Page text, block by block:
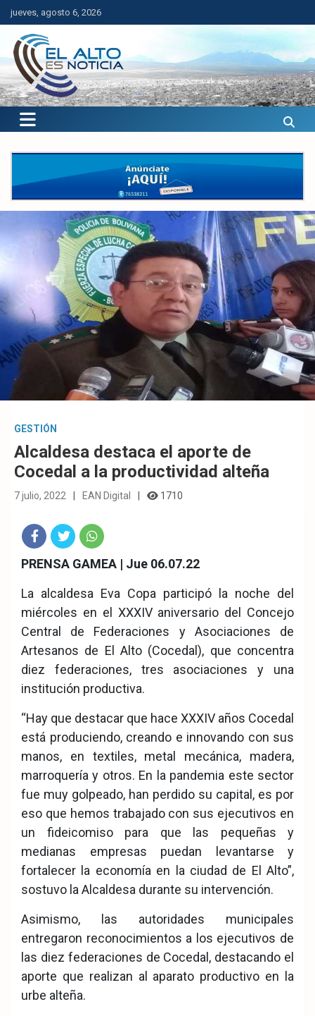
Saltar
al
contenido
jueves, agosto 6, 2026
El Alto es Noticia
Últimas noticias de El Alto, Bolivia y el mundo.
GESTIÓN
Alcaldesa destaca el aporte de
Cocedal a la productividad alteña
7 julio, 2022 EAN Digital 1710
Fac
ook
Twit
ter
Wha
pp
PRENSA GAMEA | Jue 06.07.22
La alcaldesa Eva Copa participó la noche del
miércoles en el XXXIV aniversario del Concejo
Central de Federaciones y Asociaciones de
Artesanos de El Alto (Cocedal), que concentra
diez federaciones, tres asociaciones y una
institución productiva.
“Hay que destacar que hace XXXIV años Cocedal
está produciendo, creando e innovando con sus
manos, en textiles, metal mecánica, madera,
marroquería y otros. En la pandemia este sector
fue muy golpeado, han perdido su capital, es por
eso que hemos trabajado con sus ejecutivos en
un fideicomiso para que las pequeñas y
medianas empresas puedan levantarse y
fortalecer la economía en la ciudad de El Alto”,
sostuvo la Alcaldesa durante su intervención.
Asimismo, las autoridades municipales
entregaron reconocimientos a los ejecutivos de
las diez federaciones de Cocedal, destacando el
aporte que realizan al aparato productivo en la
urbe alteña.